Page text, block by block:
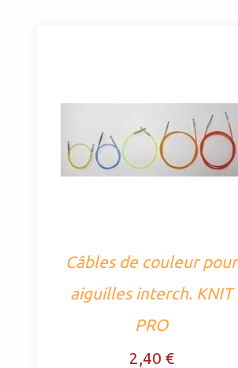
Câbles de couleur pour
aiguilles interch. KNIT
PRO
2,40 €